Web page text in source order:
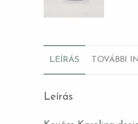
LEÍRÁS TOVÁBBI
Leírás